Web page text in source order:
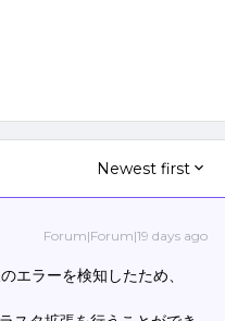
Newest first
Forum|Forum|19 days ago
エラーを検知したため、